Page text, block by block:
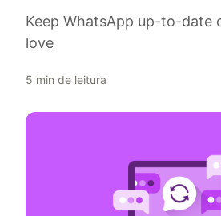
Keep WhatsApp up-to-date
love
5 min de leitura